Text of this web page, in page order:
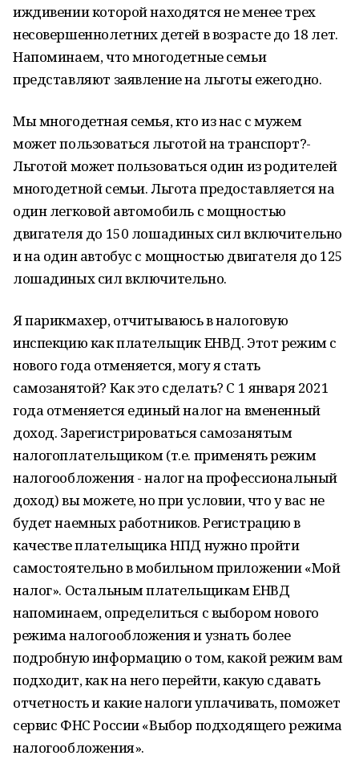
иждивении которой находятся не менее трех
несовершеннолетних детей в возрасте до 18 лет.
Напоминаем, что многодетные семьи
представляют заявление на льготы ежегодно.
Мы многодетная семья, кто из нас с мужем
может пользоваться льготой на транспорт?-
Льготой может пользоваться один из родителей
многодетной семьи. Льгота предоставляется на
один легковой автомобиль с мощностью
двигателя до 150 лошадиных сил включительно
и на один автобус с мощностью двигателя до 125
лошадиных сил включительно.
Я парикмахер, отчитываюсь в налоговую
инспекцию как плательщик ЕНВД. Этот режим с
нового года отменяется, могу я стать
самозанятой? Как это сделать? С 1 января 2021
года отменяется единый налог на вмененный
доход. Зарегистрироваться самозанятым
налогоплательщиком (т.е. применять режим
налогообложения - налог на профессиональный
доход) вы можете, но при условии, что у вас не
будет наемных работников. Регистрацию в
качестве плательщика НПД нужно пройти
самостоятельно в мобильном приложении «Мой
налог». Остальным плательщикам ЕНВД
напоминаем, определиться с выбором нового
режима налогообложения и узнать более
подробную информацию о том, какой режим вам
подходит, как на него перейти, какую сдавать
отчетность и какие налоги уплачивать, поможет
сервис ФНС России «Выбор подходящего режима
налогообложения».